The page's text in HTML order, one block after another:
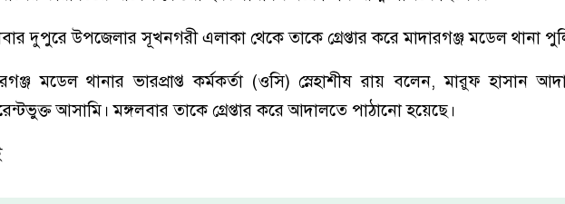
দুপুরে উপজেলার সূখনগরী এলাকা থেকে তাকে গ্রেপ্তার করে মাদারগঞ্জ মডেল থানা
মডেল থানার ভারপ্রাপ্ত কর্মকর্তা (ওসি) স্নেহাশীষ রায় বলেন, মারুফ হাসান
আসামি। মঙ্গলবার তাকে গ্রেপ্তার করে আদালতে পাঠানো হয়েছে।